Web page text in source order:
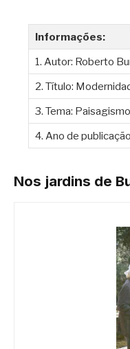
Informações:
1. Autor: Roberto
2. Título:
3. Tema:
4. Ano de
Nos jardins de